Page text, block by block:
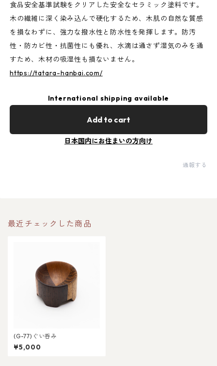
食品安全基準試験をクリアした安全なセラミック塗料です。
木の繊維に深く染み込んで硬化するため、木肌の自然な質感
を損なわずに、強力な撥水性と防水性を発揮します。防汚
性・防カビ性・抗菌性にも優れ、水滴は通さず湿気のみを通
すため、木材の吸湿性も損ないません。
https://tatara-hanbai.com/
International shipping available
Add to cart
日本国内にお住まいの方向け
通報する
最近チェックした商品
(G-77)ぐい呑み
¥5,000